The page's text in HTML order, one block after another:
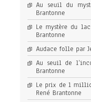
Au seuil du
Brantonne
Le mystère du
Brantonne
Audace folle par
Au seuil de
Brantonne
Le prix de 1
René Brantonne